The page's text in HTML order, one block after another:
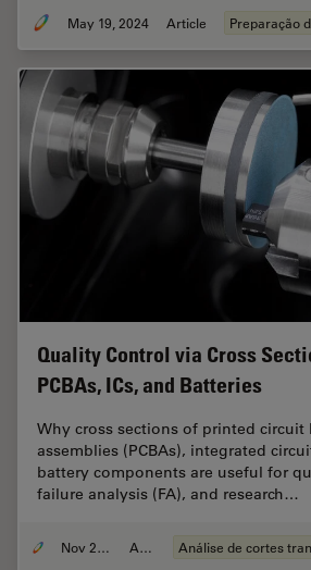
May 19, 2024 Article Preparação
Quality Control via Cross
PCBAs, ICs, and Batteries
Why cross sections of printed circuit
assemblies (PCBAs), integrated
battery components are useful for
failure analysis (FA), and research…
Nov 27, 2023 Article